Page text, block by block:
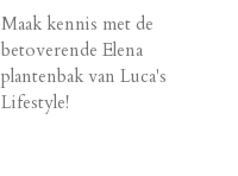
Maak kennis met de
betoverende Elena
plantenbak van Luca's
Lifestyle!